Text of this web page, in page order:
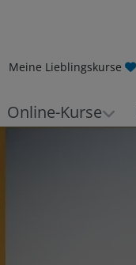
Meine Lieblingskurse
Online-Kurse